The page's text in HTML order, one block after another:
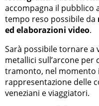
accompagna il pubblico
tempo reso possibile da
ed elaborazioni video.
Sarà possibile tornare a
metallici sull’arcone per
tramonto, nel momento
rappresentazione delle
veneziani e viaggiatori.